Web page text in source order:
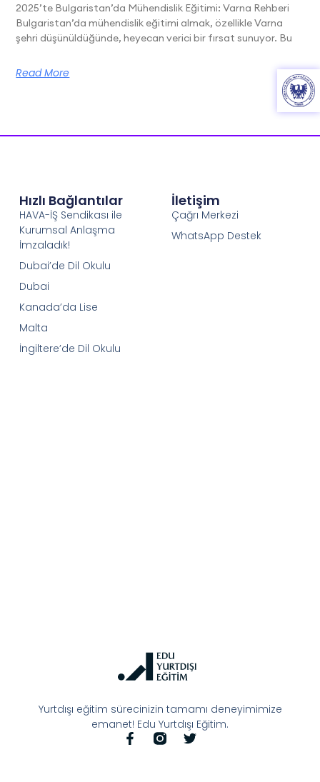
2025’te Bulgaristan’da Mühendislik Eğitimi: Varna Rehberi
Bulgaristan’da mühendislik eğitimi almak, özellikle Varna
şehri düşünüldüğünde, heyecan verici bir fırsat sunuyor. Bu
Read More
Yurtdışı eğitim sürecinizin tamamı deneyimimize
emanet! Edu Yurtdışı Eğitim.
Hızlı Bağlantılar
HAVA-İŞ Sendikası ile
Kurumsal Anlaşma
İmzaladık!
Dubai’de Dil Okulu
Dubai
Kanada’da Lise
Malta
İngiltere’de Dil Okulu
İletişim
Çağrı Merkezi
WhatsApp Destek